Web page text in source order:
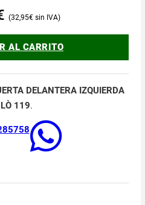
32,95€
AL CARRITO
DELANTERA IZQUIERDA
119.